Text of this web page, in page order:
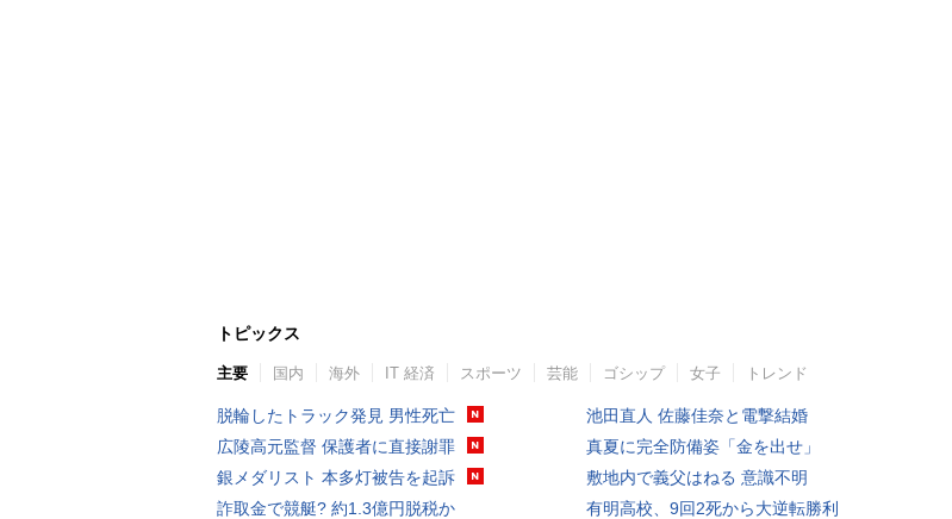
トピックス
主要 国内 海外 IT 経済 スポーツ 芸能 ゴシップ 女子 トレンド
脱輪したトラック発見 男性死亡
広陵高元監督 保護者に直接謝罪
銀メダリスト 本多灯被告を起訴
詐取金で競艇? 約1.3億円脱税か
池田直人 佐藤佳奈と電撃結婚
真夏に完全防備姿「金を出せ」
敷地内で義父はねる 意識不明
有明高校、9回2死から大逆転勝利